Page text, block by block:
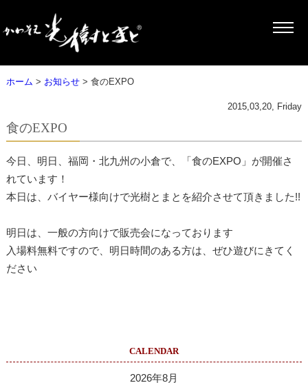
ホーム > お知らせ> 食のEXPO
2015,03,20, Friday
食のEXPO
今日、明日、福岡・北九州の小倉で、「食のEXPO」が開催さ
れています！
本日は、バイヤー様向けで光樹とまとを紹介させて頂きました!!
明日は、一般の方向けで販売会になっております
入場料無料ですので、明日時間のある方は、ぜひ遊びにきてく
ださい
CALENDAR
2026年8月